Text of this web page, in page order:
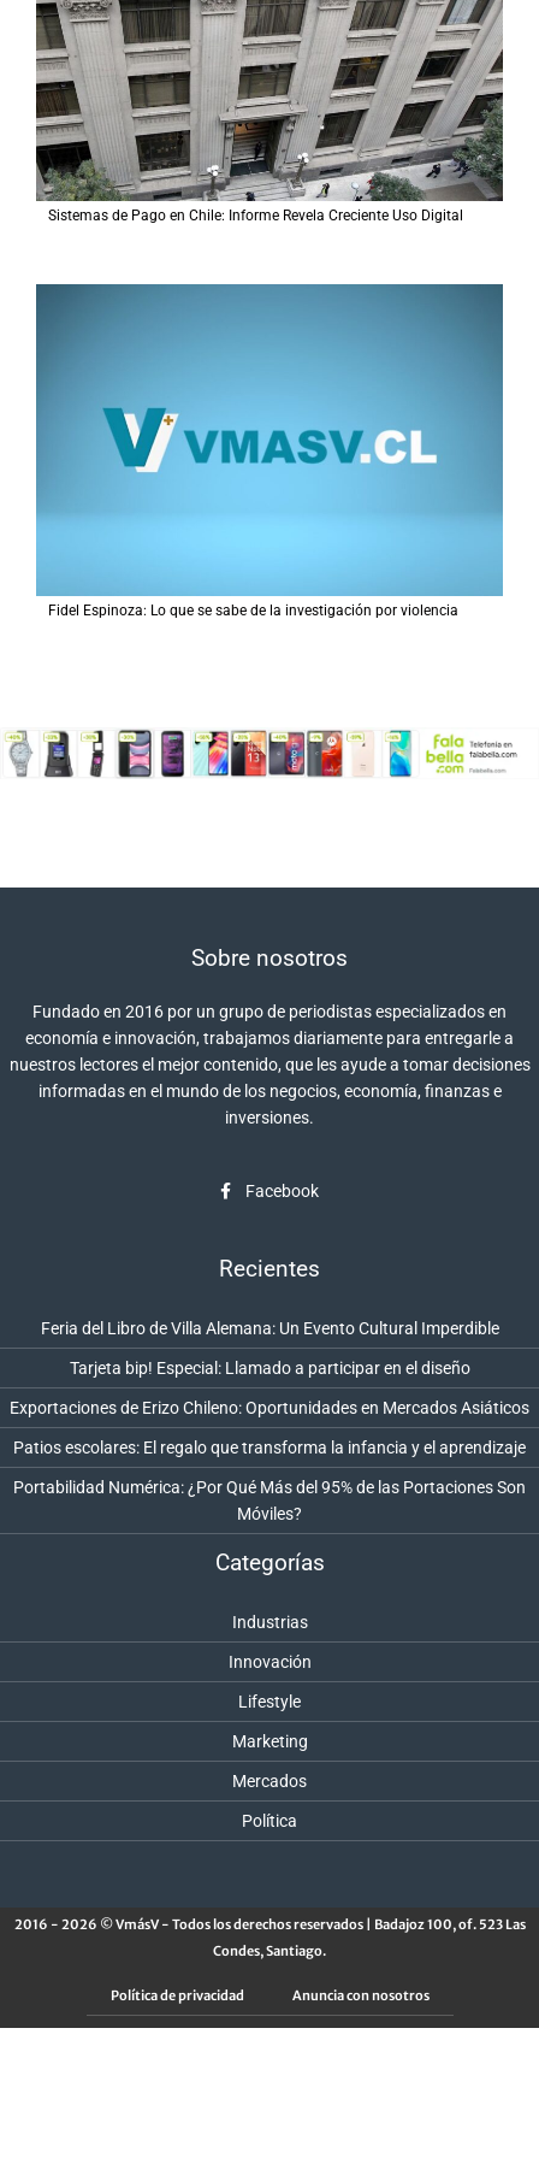
Sistemas de Pago en Chile: Informe Revela Creciente Uso Digital
Fidel Espinoza: Lo que se sabe de la investigación por violencia
Sobre nosotros
Fundado en 2016 por un grupo de periodistas especializados en
economía e innovación, trabajamos diariamente para entregarle a
nuestros lectores el mejor contenido, que les ayude a tomar decisiones
informadas en el mundo de los negocios, economía, finanzas e
inversiones.
Facebook
Recientes
Feria del Libro de Villa Alemana: Un Evento Cultural Imperdible
Tarjeta bip! Especial: Llamado a participar en el diseño
Exportaciones de Erizo Chileno: Oportunidades en Mercados Asiáticos
Patios escolares: El regalo que transforma la infancia y el aprendizaje
Portabilidad Numérica: ¿Por Qué Más del 95% de las Portaciones Son
Móviles?
Categorías
Industrias
Innovación
Lifestyle
Marketing
Mercados
Política
2016 - 2026 © VmásV - Todos los derechos reservados | Badajoz 100, of. 523 Las
Condes, Santiago.
Política de privacidad Anuncia con nosotros